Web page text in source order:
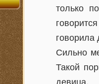
только
Сильно
Такой
девица.